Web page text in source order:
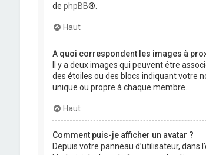
de phpBB®.
Haut
A quoi correspondent les images à
Il y a deux images qui peuvent être
des étoiles ou des blocs indiquant votre
unique ou propre à chaque membre.
Haut
Comment puis-je afficher un avatar ?
Depuis votre panneau d’utilisateur, dans